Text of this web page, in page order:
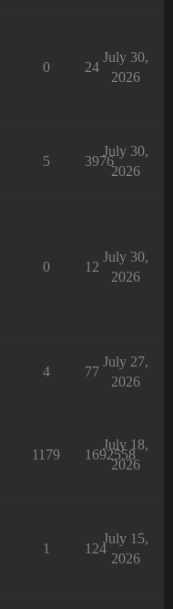
0 24
July 30,
2026
5 3976
July 30,
2026
0 12
July 30,
2026
4 77
July 27,
2026
1179 1692558
July 18,
2026
1 124
July 15,
2026